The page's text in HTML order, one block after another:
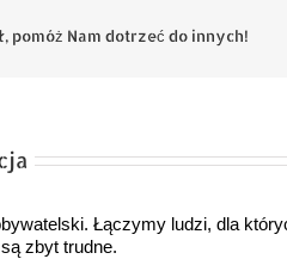
pomóż Nam dotrzeć do innych!
Łączymy ludzi, dla
zbyt trudne.